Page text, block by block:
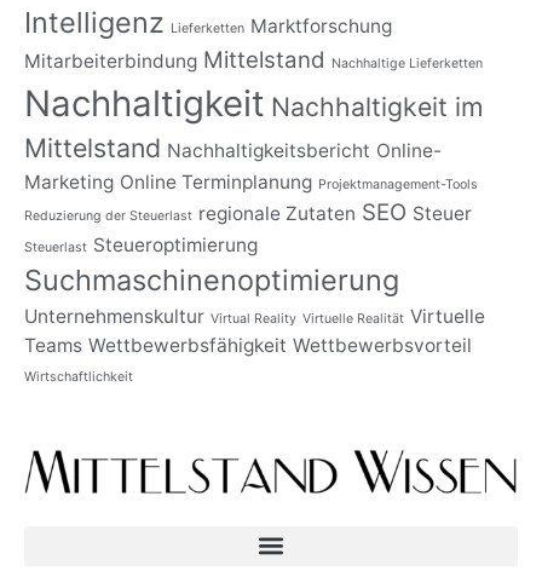
Intelligenz Lieferketten Marktforschung
Mitarbeiterbindung Mittelstand Nachhaltige Lieferketten
Nachhaltigkeit Nachhaltigkeit im
Mittelstand Nachhaltigkeitsbericht Online-
Marketing Online Terminplanung Projektmanagement-Tools
Reduzierung der Steuerlast regionale Zutaten SEO Steuer
Steuerlast Steueroptimierung
Suchmaschinenoptimierung
Unternehmenskultur Virtual Reality Virtuelle Realität Virtuelle
Teams Wettbewerbsfähigkeit Wettbewerbsvorteil
Wirtschaftlichkeit